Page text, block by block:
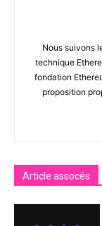
Nous suivons
technique
fondation
proposition
Article assocés